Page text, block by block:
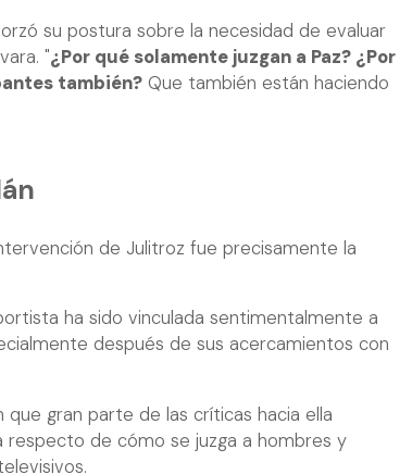
su postura sobre la necesidad de evaluar
"¿Por qué solamente juzgan a Paz? ¿Por
también? Que también están haciendo
de Julitroz fue precisamente la
ha sido vinculada sentimentalmente a
después de sus acercamientos con
gran parte de las críticas hacia ella
respecto de cómo se juzga a hombres y